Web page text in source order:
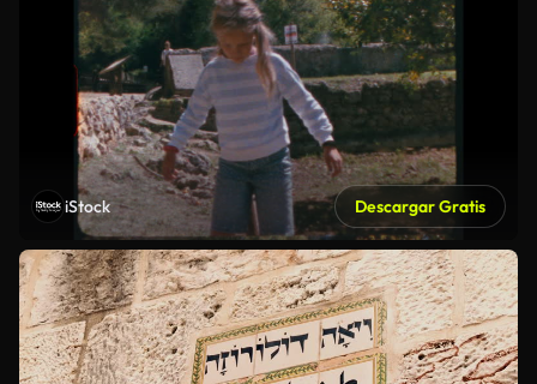
iStock Descargar Gratis